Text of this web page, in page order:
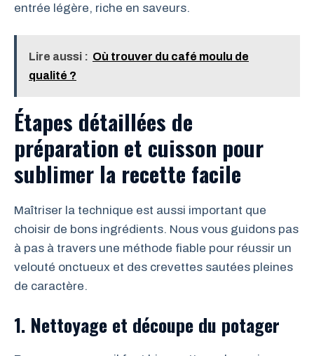
entrée légère, riche en saveurs.
Lire aussi : Où trouver du café moulu de
qualité ?
Étapes détaillées de
préparation et cuisson pour
sublimer la recette facile
Maîtriser la technique est aussi important que
choisir de bons ingrédients. Nous vous guidons pas
à pas à travers une méthode fiable pour réussir un
velouté onctueux et des crevettes sautées pleines
de caractère.
1. Nettoyage et découpe du potager